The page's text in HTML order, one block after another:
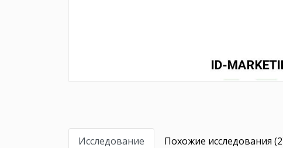
Исследование Похожие исследования